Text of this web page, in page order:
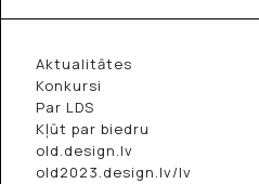
Aktualitātes
Konkursi
Par LDS
Kļūt par biedru
old.design.lv
old2023.design.lv/lv